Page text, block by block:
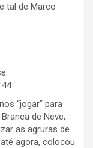
tal de Marco
“jogar” para
de Neve,
as agruras de
agora, colocou